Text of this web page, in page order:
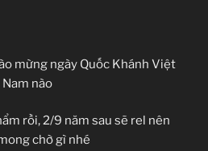
mừng ngày Quốc Khánh Việt
Nam nào
rồi, 2/9 năm sau sẽ rel nên
chờ gì nhé